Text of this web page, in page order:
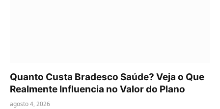
Quanto Custa Bradesco Saúde? Veja o Que
Realmente Influencia no Valor do Plano
agosto 4, 2026